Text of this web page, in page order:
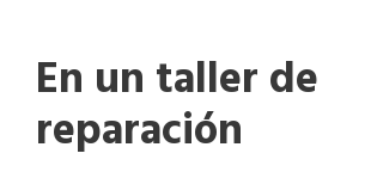
En un taller de
reparación